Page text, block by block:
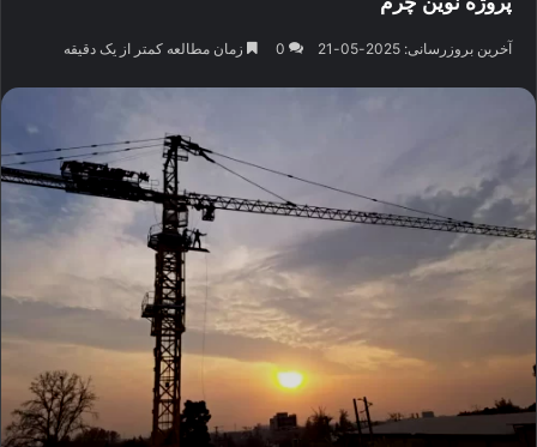
آخرین بروزرسانی: 2025-05-21 0 زمان مطالعه کمتر از یک دقیقه